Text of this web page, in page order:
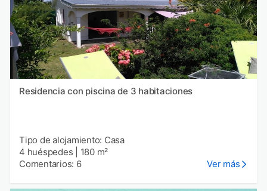
Residencia con piscina de 3 habitaciones
Tipo de alojamiento: Casa
4 huéspedes
180 m²
Comentarios: 6
Ver más